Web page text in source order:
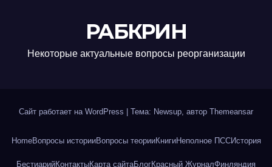
РАБКРИН
Некоторые актуальные вопросы реорганизации
Сайт работает на WordPress Тема: Newsup, автор Themeansar
HomeВопросы историиВопросы теорииКнигиНеполное ПССИстория
БестиарийКонтактыКарта сайтаБлогКрасный ЖурналФинляндия